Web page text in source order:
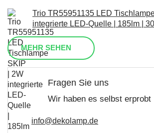
Trio TR55951135 LED
integrierte LED-Quelle | 185lm |
MEHR SEHEN
Fragen Sie uns
Wir haben es selbst erprobt
info@dekolamp.de